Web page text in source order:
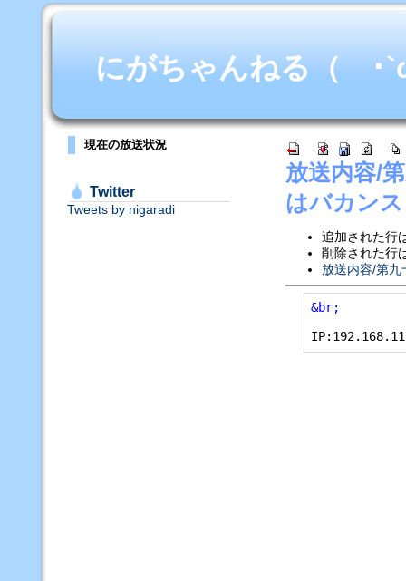
にがちゃんねる（ ･
現在の放送状況
Twitter
Tweets by nigaradi
放送内容/
はバカン
追加された行
削除された行
放送内容/第九
&br;